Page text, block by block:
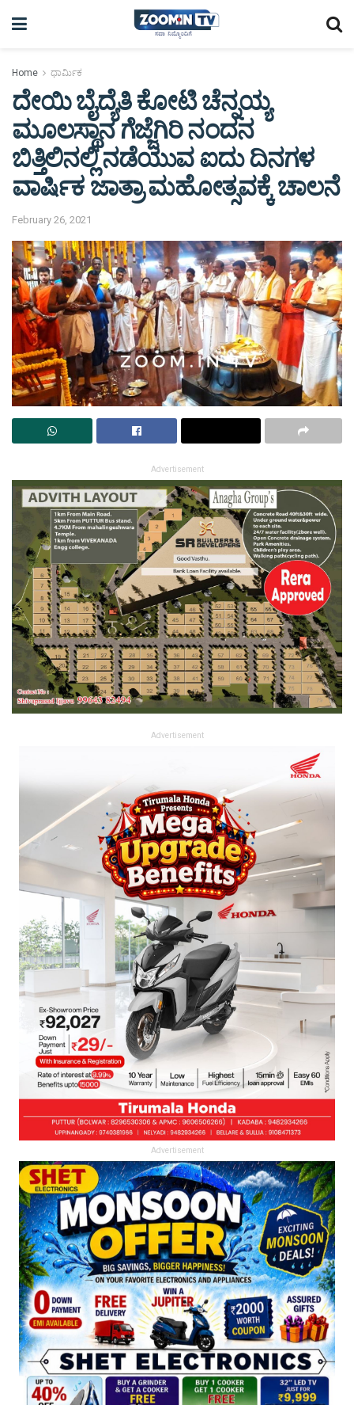
Home ಧಾರ್ಮಿಕ
ದೇಯಿ ಬೈದ್ಯೆತಿ ಕೋಟಿ ಚೆನ್ನಯ್ಯ
ಮೂಲಸ್ಥಾನ ಗೆಜ್ಜೆಗಿರಿ ನಂದನ
ಬಿತ್ತಿಲಿನಲ್ಲಿ ನಡೆಯುವ ಐದು ದಿನಗಳ
ವಾರ್ಷಿಕ ಜಾತ್ರಾ‌ ಮಹೋತ್ಸವಕ್ಕೆ ಚಾಲನೆ
February 26, 2021
Advertisement
Advertisement
Advertisement